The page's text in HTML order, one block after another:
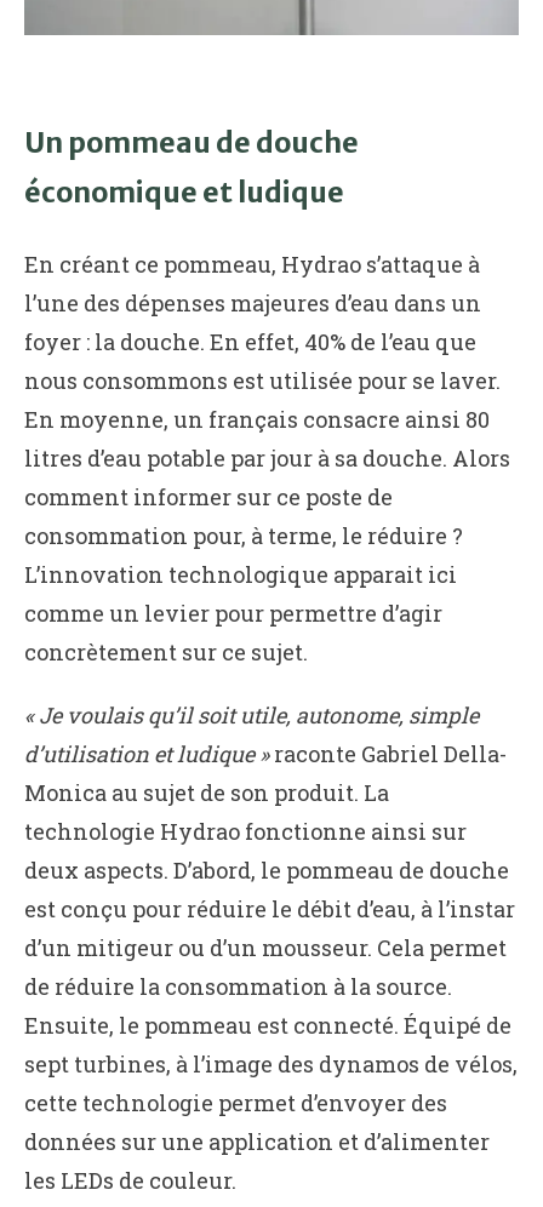
Un pommeau de douche
économique et ludique
En créant ce pommeau, Hydrao s’attaque à
l’une des dépenses majeures d’eau dans un
foyer : la douche. En effet, 40% de l’eau que
nous consommons est utilisée pour se laver.
En moyenne, un français consacre ainsi 80
litres d’eau potable par jour à sa douche. Alors
comment informer sur ce poste de
consommation pour, à terme, le réduire ?
L’innovation technologique apparait ici
comme un levier pour permettre d’agir
concrètement sur ce sujet.
« Je voulais qu’il soit utile, autonome, simple
d’utilisation et ludique »raconte Gabriel Della-
Monica au sujet de son produit. La
technologie Hydrao fonctionne ainsi sur
deux aspects. D’abord, le pommeau de douche
est conçu pour réduire le débit d’eau, à l’instar
d’un mitigeur ou d’un mousseur. Cela permet
de réduire la consommation à la source.
Ensuite, le pommeau est connecté. Équipé de
sept turbines, à l’image des dynamos de vélos,
cette technologie permet d’envoyer des
données sur une application et d’alimenter
les LEDs de couleur.